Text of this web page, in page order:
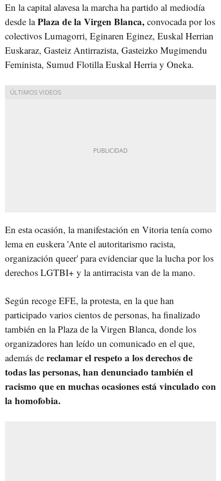
En la capital alavesa la marcha ha partido al mediodía
desde laPlaza de la Virgen Blanca, convocada por los
colectivos Lumagorri, Eginaren Eginez, Euskal Herrian
Euskaraz, Gasteiz Antirrazista, Gasteizko Mugimendu
Feminista, Sumud Flotilla Euskal Herria y Oneka.
En esta ocasión, la manifestación en Vitoria tenía como
lema en euskera 'Ante el autoritarismo racista,
organización queer' para evidenciar que la lucha por los
derechos LGTBI+ y la antirracista van de la mano.
Según recoge EFE, la protesta, en la que han
participado varios cientos de personas, ha finalizado
también en la Plaza de la Virgen Blanca, donde los
organizadores han leído un comunicado en el que,
además de reclamar el respeto a los derechos de
todas las personas, han denunciado también el
racismo que en muchas ocasiones está vinculado con
la homofobia.